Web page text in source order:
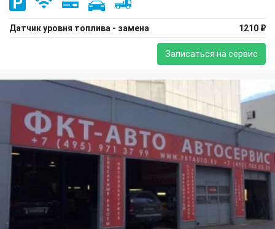
Датчик уровня топлива - замена 1210 ₽
Записаться на сервис